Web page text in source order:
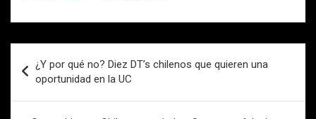
ce
o
o
tt
er
ail at
s
A
p
m
p
ar
tir
de
entradas
¿Y por qué no? Diez DT’s chilenos que quieren una
oportunidad en la UC